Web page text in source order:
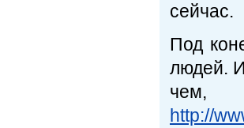
сейчас.
Под
людей.
http://